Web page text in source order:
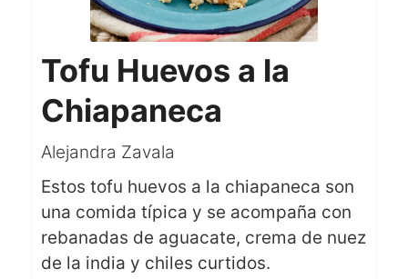
Tofu Huevos a la
Chiapaneca
Alejandra Zavala
Estos tofu huevos a la chiapaneca son
una comida típica y se acompaña con
rebanadas de aguacate, crema de nuez
de la india y chiles curtidos.